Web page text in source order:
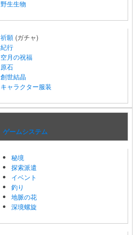
野生生物
祈願 (ガチャ)
紀行
空月の祝福
原石
創世結晶
キャラクター服装
ゲームシステム
秘境
探索派遣
イベント
釣り
地脈の花
深境螺旋